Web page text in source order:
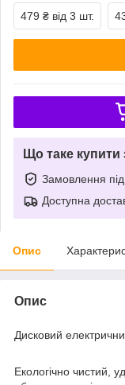
479 ₴ від 3 шт.
Що таке
Замовлення
Доступна
Опис
Опис
Дисковий
Екологічно чистий,